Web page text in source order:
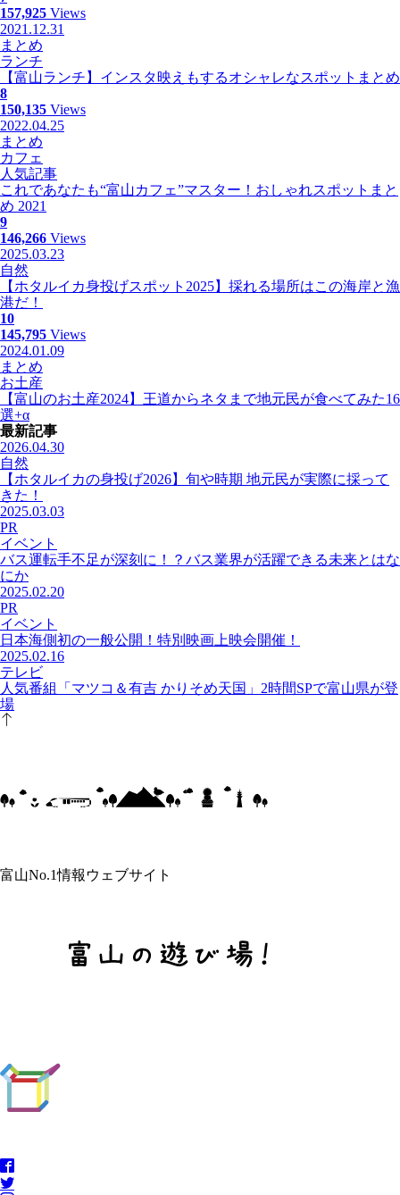
157,925 Views
2021.12.31
まとめ
ランチ
【富山ランチ】インスタ映えもするオシャレなスポットまとめ
8
150,135 Views
2022.04.25
まとめ
カフェ
人気記事
これであなたも“富山カフェ”マスター！おしゃれスポットまと
め 2021
9
146,266 Views
2025.03.23
自然
【ホタルイカ身投げスポット2025】採れる場所はこの海岸と漁
港だ！
10
145,795 Views
2024.01.09
まとめ
お土産
【富山のお土産2024】王道からネタまで地元民が食べてみた16
選+α
最新記事
2026.04.30
自然
【ホタルイカの身投げ2026】旬や時期 地元民が実際に採って
きた！
2025.03.03
PR
イベント
バス運転手不足が深刻に！？バス業界が活躍できる未来とはな
にか
2025.02.20
PR
イベント
日本海側初の一般公開！特別映画上映会開催！
2025.02.16
テレビ
人気番組「マツコ＆有吉 かりそめ天国」2時間SPで富山県が登
場
富山No.1情報ウェブサイト